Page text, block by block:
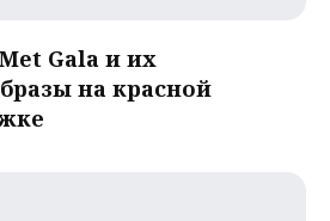
Gala и их
на красной